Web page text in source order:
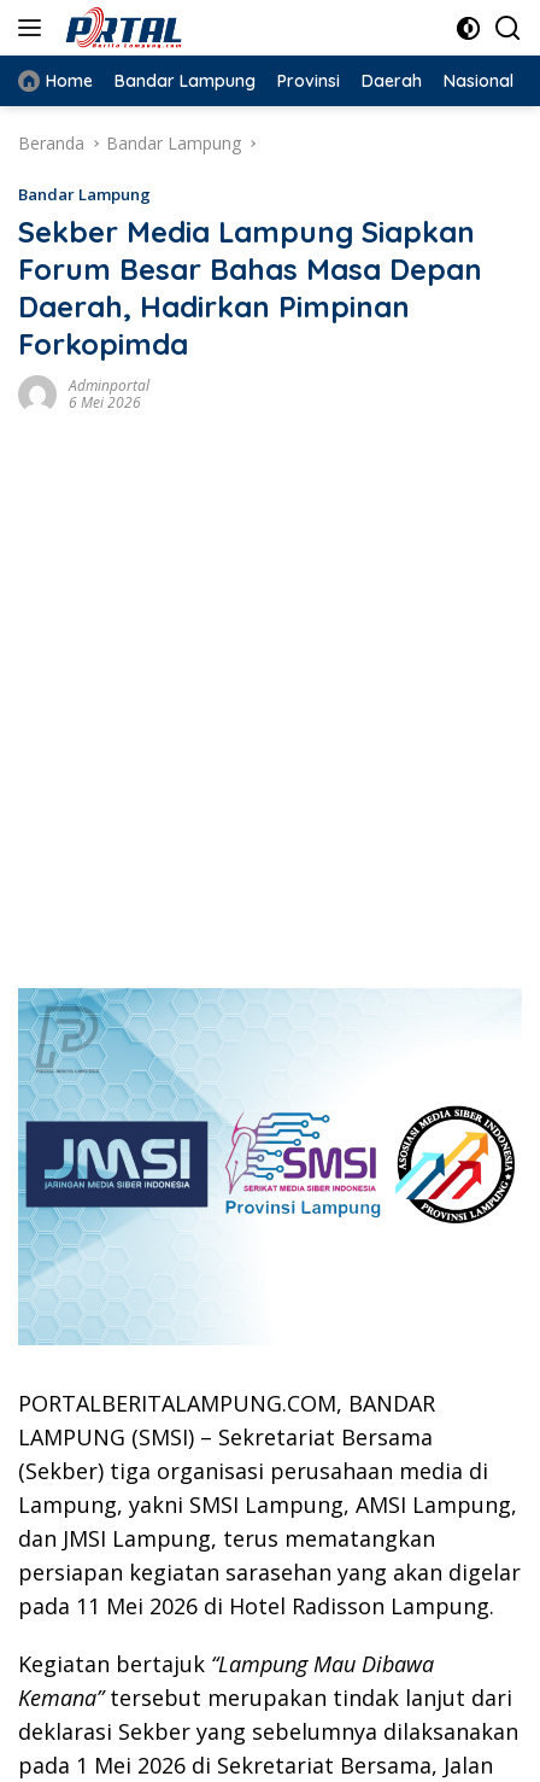
Langsung
konten
Home Bandar Lampung Provinsi Daerah Nasional
Beranda Bandar Lampung
Bandar Lampung
Sekber Media Lampung Siapkan
Forum Besar Bahas Masa Depan
Daerah, Hadirkan Pimpinan
Forkopimda
Adminportal
6 Mei 2026
PORTALBERITALAMPUNG.COM, BANDAR
LAMPUNG (SMSI) – Sekretariat Bersama
(Sekber) tiga organisasi perusahaan media di
Lampung, yakni SMSI Lampung, AMSI Lampung,
dan JMSI Lampung, terus mematangkan
persiapan kegiatan sarasehan yang akan digelar
pada 11 Mei 2026 di Hotel Radisson Lampung.
Kegiatan bertajuk “Lampung Mau Dibawa
Kemana”tersebut merupakan tindak lanjut dari
deklarasi Sekber yang sebelumnya dilaksanakan
pada 1 Mei 2026 di Sekretariat Bersama, Jalan